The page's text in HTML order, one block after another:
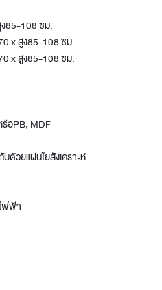
85-108 ซม.
x สูง85-108 ซม.
x สูง85-108 ซม.
รือPB, MDF
ด้วยแผ่นใยสังเคราะห์
ฟฟ้า